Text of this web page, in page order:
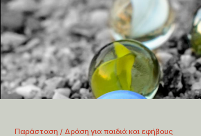
Παράσταση / Δράση για παιδιά και εφήβους